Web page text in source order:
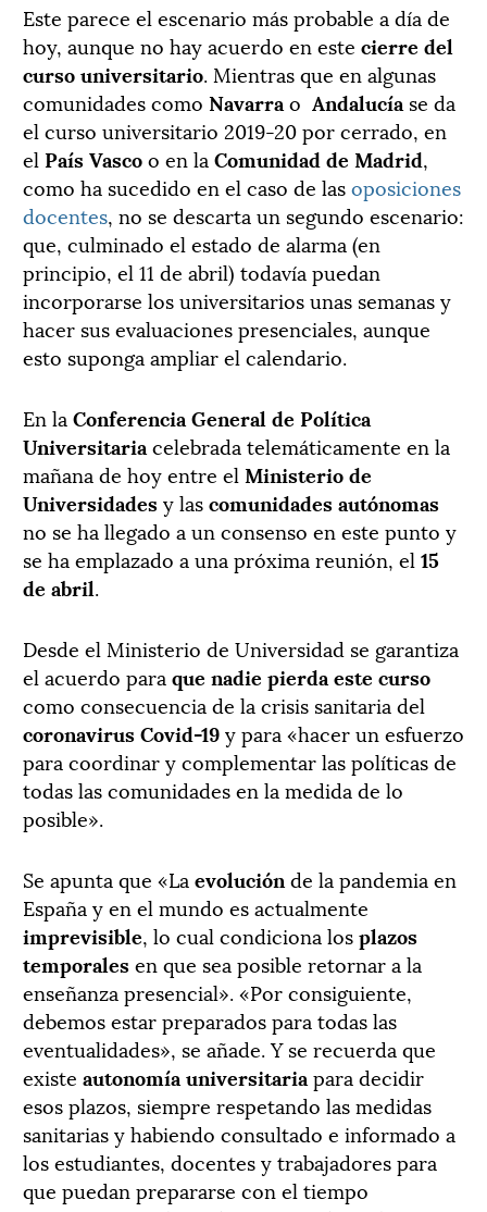
Este parece el escenario más probable a día de
hoy, aunque no hay acuerdo en este cierre del
curso universitario. Mientras que en algunas
comunidades como Navarra o Andalucía se da
el curso universitario 2019-20 por cerrado, en
el País Vascoo en la Comunidad de Madrid,
como ha sucedido en el caso de lasoposiciones
docentes, no se descarta un segundo escenario:
que, culminado el estado de alarma (en
principio, el 11 de abril) todavía puedan
incorporarse los universitarios unas semanas y
hacer sus evaluaciones presenciales, aunque
esto suponga ampliar el calendario.
En la Conferencia General de Política
Universitaria celebrada telemáticamente en la
mañana de hoy entre el Ministerio de
Universidadesy lascomunidades autónomas
no se ha llegado a un consenso en este punto y
se ha emplazado a una próxima reunión, el 15
de abril.
Desde el Ministerio de Universidad se garantiza
el acuerdo para que nadie pierda este curso
como consecuencia de la crisis sanitaria del
coronavirus Covid-19y para «hacer un esfuerzo
para coordinar y complementar las políticas de
todas las comunidades en la medida de lo
posible».
Se apunta que «La evolución de la pandemia en
España y en el mundo es actualmente
imprevisible, lo cual condiciona losplazos
temporalesen que sea posible retornar a la
enseñanza presencial». «Por consiguiente,
debemos estar preparados para todas las
eventualidades», se añade. Y se recuerda que
existe autonomía universitaria para decidir
esos plazos, siempre respetando las medidas
sanitarias y habiendo consultado e informado a
los estudiantes, docentes y trabajadores para
que puedan prepararse con el tiempo